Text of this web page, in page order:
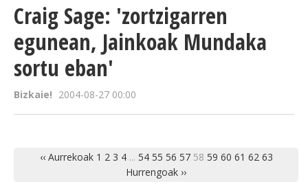
Craig Sage: 'zortzigarren
egunean, Jainkoak Mundaka
sortu eban'
Bizkaie! 2004-08-27 00:00
‹‹ Aurrekoak 1 2 3 4... 54 55 56 57 58 59 60 61 62 63
Hurrengoak ››